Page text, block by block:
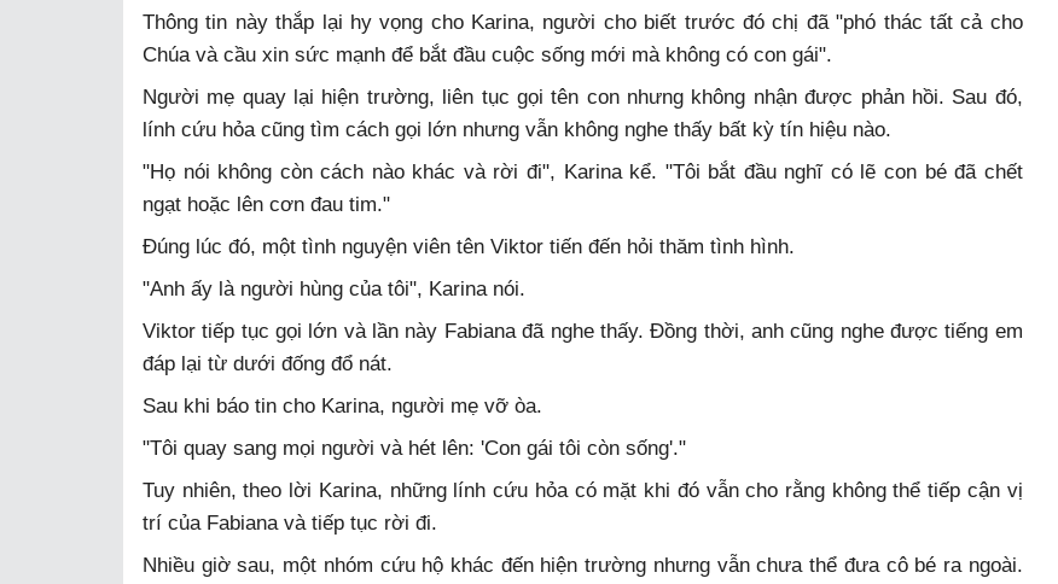
Thông tin này thắp lại hy vọng cho Karina, người cho biết trước đó chị đã "phó thác tất cả cho
Chúa và cầu xin sức mạnh để bắt đầu cuộc sống mới mà không có con gái".
Người mẹ quay lại hiện trường, liên tục gọi tên con nhưng không nhận được phản hồi. Sau đó,
lính cứu hỏa cũng tìm cách gọi lớn nhưng vẫn không nghe thấy bất kỳ tín hiệu nào.
"Họ nói không còn cách nào khác và rời đi", Karina kể. "Tôi bắt đầu nghĩ có lẽ con bé đã chết
ngạt hoặc lên cơn đau tim."
Đúng lúc đó, một tình nguyện viên tên Viktor tiến đến hỏi thăm tình hình.
"Anh ấy là người hùng của tôi", Karina nói.
Viktor tiếp tục gọi lớn và lần này Fabiana đã nghe thấy. Đồng thời, anh cũng nghe được tiếng em
đáp lại từ dưới đống đổ nát.
Sau khi báo tin cho Karina, người mẹ vỡ òa.
"Tôi quay sang mọi người và hét lên: 'Con gái tôi còn sống'."
Tuy nhiên, theo lời Karina, những lính cứu hỏa có mặt khi đó vẫn cho rằng không thể tiếp cận vị
trí của Fabiana và tiếp tục rời đi.
Nhiều giờ sau, một nhóm cứu hộ khác đến hiện trường nhưng vẫn chưa thể đưa cô bé ra ngoài.